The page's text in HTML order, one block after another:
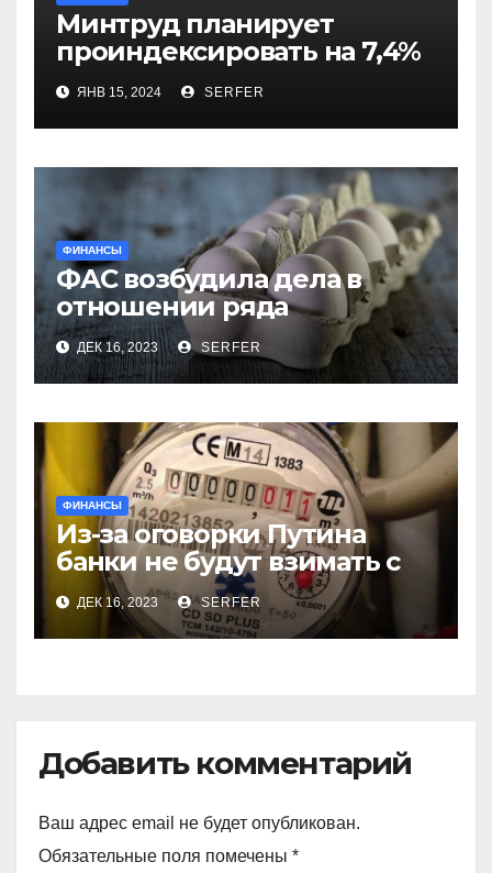
Минтруд планирует
проиндексировать на 7,4%
более 40 выплат и
компенсаций
ЯНВ 15, 2024 SERFER
ФИНАНСЫ
ФАС возбудила дела в
отношении ряда
региональных
производителей куриных
яиц
ДЕК 16, 2023 SERFER
ФИНАНСЫ
Из-за оговорки Путина
банки не будут взимать с
пенсионеров
комиссионные за ЖКХ
ДЕК 16, 2023 SERFER
Добавить комментарий
Ваш адрес email не будет опубликован.
Обязательные поля помечены *